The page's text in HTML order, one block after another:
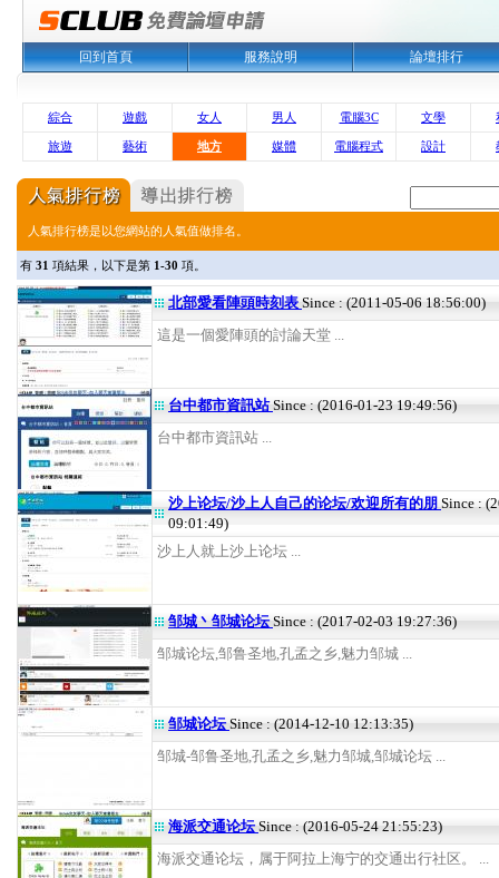
回到首頁 服務說明 論壇排行
綜合 遊戲 女人 男人 電腦3C 文學
旅遊 藝術 地方 媒體 電腦程式 設計
人氣排行榜是以您網站的人氣值做排名。
有 31 項結果，以下是第 1-30 項。
北部愛看陣頭時刻表 Since : (2011-05-06 18:56:00)
這是一個愛陣頭的討論天堂 ...
台中都市資訊站Since : (2016-01-23 19:49:56)
台中都市資訊站 ...
沙上论坛/沙上人自己的论坛/欢迎所有的朋Since :
09:01:49)
沙上人就上沙上论坛 ...
邹城丶邹城论坛Since : (2017-02-03 19:27:36)
邹城论坛,邹鲁圣地,孔孟之乡,魅力邹城 ...
邹城论坛Since : (2014-12-10 12:13:35)
邹城-邹鲁圣地,孔孟之乡,魅力邹城,邹城论坛 ...
海派交通论坛Since : (2016-05-24 21:55:23)
海派交通论坛，属于阿拉上海宁的交通出行社区。 ...